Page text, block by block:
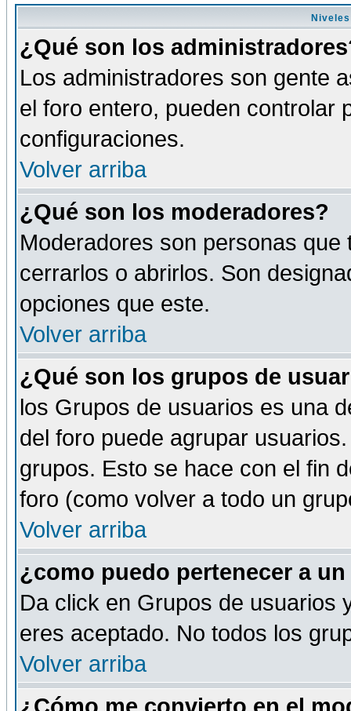
¿Qué son los
Los administradores son gente
el foro entero, pueden controlar
configuraciones.
Volver arriba
¿Qué son los moderadores?
Moderadores son personas
cerrarlos o abrirlos. Son
opciones que este.
Volver arriba
¿Qué son los grupos de
los Grupos de usuarios es una
del foro puede agrupar
grupos. Esto se hace con el fin
foro (como volver a todo un
Volver arriba
¿como puedo pertenecer a
Da click en Grupos de usuarios
eres aceptado. No todos los
Volver arriba